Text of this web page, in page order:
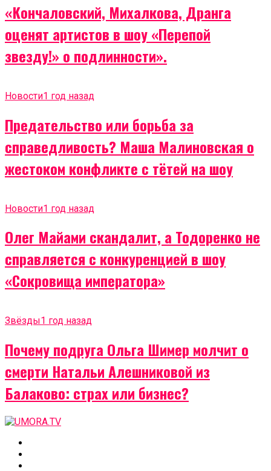
«Кончаловский, Михалкова, Дранга
оценят артистов в шоу «Перепой
звезду!» о подлинности».
Новости1 год назад
Предательство или борьба за
справедливость? Маша Малиновская о
жестоком конфликте с тётей на шоу
Новости1 год назад
Олег Майами скандалит, а Тодоренко не
справляется с конкуренцией в шоу
«Сокровища императора»
Звёзды1 год назад
Почему подруга Ольга Шимер молчит о
смерти Натальи Алешниковой из
Балаково: страх или бизнес?